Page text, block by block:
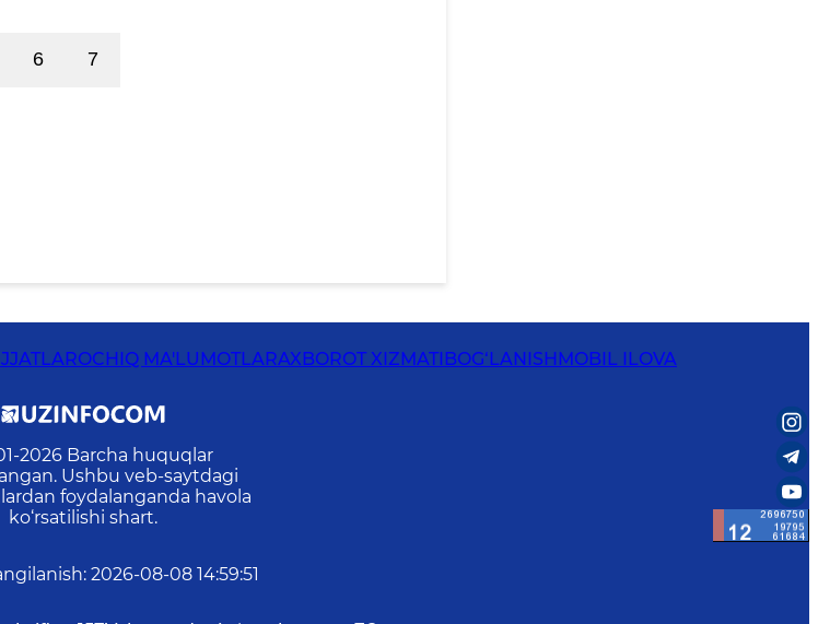
6 7
OCHIQ MA'LUMOTLARAXBOROT XIZMATIBOG‘LANISHMOBIL ILOVA
2026 Barcha huquqlar
Ushbu veb-saytdagi
foydalanganda havola
ko‘rsatilishi shart.
: 2026-08-08 14:59:51